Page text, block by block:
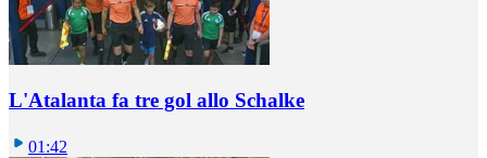
L'Atalanta fa tre gol allo Schalke
01:42